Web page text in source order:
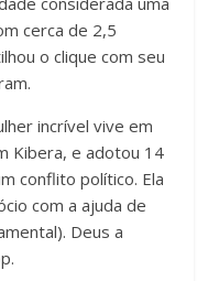
cerca de 2,5
o clique com seu
incrível vive em
Kibera, e adotou 14
conflito político. Ela
com a ajuda de
Deus a